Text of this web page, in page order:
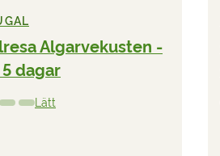
Algarvekusten -
dagar
Lätt